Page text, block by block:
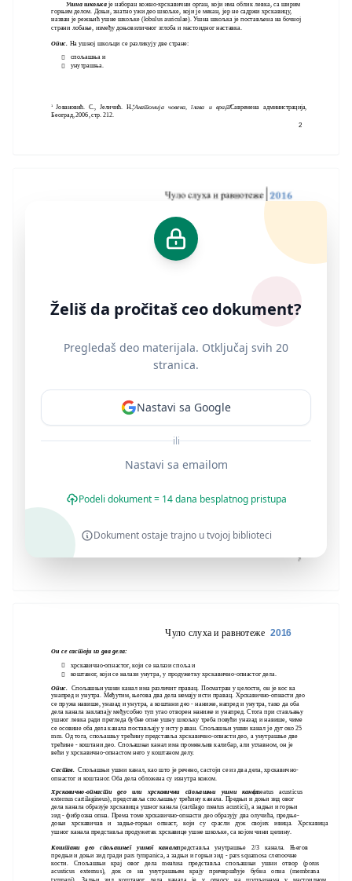
2
Ушна шкољкаје наборан кожно-хрскавични орган, који има облик левка, са ширим
горњим делом. Доњи, знатно ужи део шкољке, који је мекан, јер не садржи хрскавицу,
назван је режњић ушне шкољке (lobulus auriculae). Ушна шкољка је постављена на бочној
страни лобање, између доњовиличног зглоба и мастоидног наставка.
Опис. На ушној шкољци се разликују две стране:
 спољашња и
 унутрашња.
1 Јовановић. С., Јеличић. Н.,"Анатомија човека, глава и врат", Савремена администрација,
Београд, 2006, стр. 212.
Чуло слуха и равнотеже 2016
Он се састоји из два дела:

хрскавично-опнастог, који се налази споља и

коштаног, који се налази унутра, у продужетку хрскавично-опнастог дела.
Опис. Спољашњи ушни канал има различит правац. Посматран у целости, он је кос ка
унапред и унутра. Међутим, његова два дела немају исти правац. Хрскавично-опнасти део
се пружа навише, уназад и унутра, а коштани део - наниже, напред и унутра, тако да оба
дела канала заклапају међусобно туп угао отворен наниже и унапред. Стога при стављању
ушног левка ради прегледа бубне опне ушну шкољку треба повући уназад и навише, чиме
се осовине оба дела канала постављају у исту раван. Спољашњи ушни канал је дуг око 25
mm. Од тога, спољашњу трећину представља хрскавично-опнасти део, а унутрашње две
трећине - коштани део. Спољашњи канал има променљив калибар, али углавном, он је
већи у хрскавично-опнастом него у коштаном делу.
Састав. Спољашњи ушни канал, као што је речено, састоји се из два дела, хрскавично-
опнастог и коштаног. Оба дела обложена су изнутра кожом.
Хрскавично-опнасти део или хрскавични спољашњи ушни канал(meatus acusticus
externus cartilagineus), представља спољашњу трећину канала. Предњи и доњи зид овог
дела канала образује хрскавица ушног канала (cartilago meatus acustici), а задњи и горњи
зид - фиброзна опна. Према томе хрскавично-опнасти део образују два олучића, предње-
доњи хрскавичав и задње-горњи опнаст, који су срасли дуж својих ивица. Хрскавица
ушног канала представља продужетак хрскавице ушне шкољке, са којом чини целину.
Коштани део спољашњег ушног каналапредставља унутрашње 2/3 канала. Његов
предњи и доњи зид гради pars tympanica, а задњи и горњи зид - pars squamosa слепоочне
кости. Спољашњи крај овог дела meatusa представља спољашњи ушни отвор (porus
acusticus externus), док се на унутрашњем крају причвршћује бубна опна (membrana
tympani). Задњи зид коштаног дела канала је у односу на шупљинама у мастоидном
Želiš da pročitaš ceo dokument?
Pregledaš deo materijala. Otključaj svih 20
stranica.
Nastavi sa Google
ili
Nastavi sa emailom
Podeli dokument = 14 dana besplatnog pristupa
Dokument ostaje trajno u tvojoj biblioteci